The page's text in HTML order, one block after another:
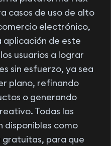
casos de uso de alto
electrónico,
aplicación de este
usuarios a lograr
sin esfuerzo, ya sea
plano, refinando
o generando
Todas las
disponibles como
gratuitas, para que